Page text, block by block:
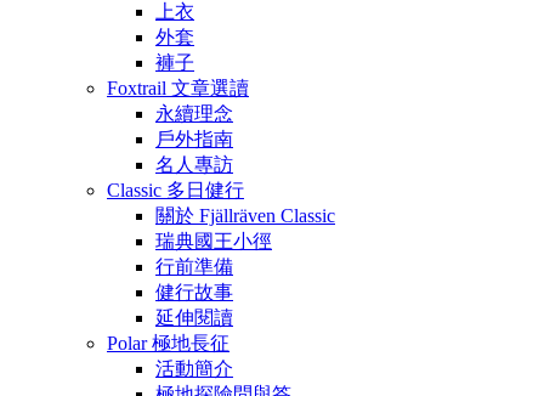
上衣
外套
褲子
Foxtrail 文章選讀
永續理念
戶外指南
名人專訪
Classic 多日健行
關於 Fjällräven Classic
瑞典國王小徑
行前準備
健行故事
延伸閱讀
Polar 極地長征
活動簡介